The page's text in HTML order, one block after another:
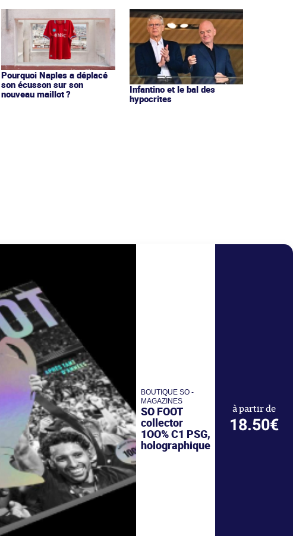
Pourquoi Naples a déplacé
son écusson sur son
nouveau maillot ?
Infantino et le bal des
hypocrites
BOUTIQUE SO -
MAGAZINES
SO FOOT
collector
1OO% C1 PSG,
holographique
à partir de
18.50€